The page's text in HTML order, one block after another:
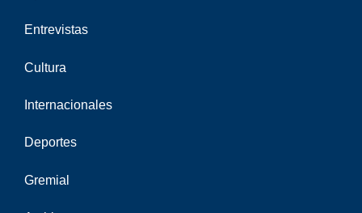
Entrevistas
Cultura
Internacionales
Deportes
Gremial